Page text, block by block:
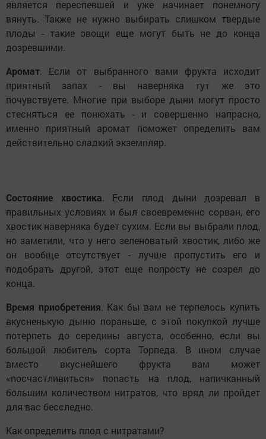
является переспевшей и уже начинает понемногу
вянуть. Также не нужно выбирать слишком твердые
плоды - такие овощи еще могут быть не до конца
дозревшими.
Аромат. Если от выбранного вами фрукта исходит
приятный запах - вы наверняка тут же это
почувствуете. Многие при выборе дыни могут просто
стесняться ее понюхать - и совершенно напрасно,
именно приятный аромат поможет определить вам
действительно сладкий экземпляр.
Состояние хвостика. Если плод дыни дозревал в
правильных условиях и был своевременно сорван, его
хвостик наверняка будет сухим. Если вы выбрали плод,
но заметили, что у него зеленоватый хвостик, либо же
он вообще отсутствует - лучше пропустить его и
подобрать другой, этот еще попросту не созрел до
конца.
Время приобретения. Как бы вам не терпелось купить
вкусненькую дыню пораньше, с этой покупкой лучше
потерпеть до середины августа, особенно, если вы
большой любитель сорта Торпеда. В ином случае
вместо вкуснейшего фрукта вам может
«посчастливиться» попасть на плод, напичканный
большим количеством нитратов, что вряд ли пройдет
для вас бесследно.
Как определить плод с нитратами?